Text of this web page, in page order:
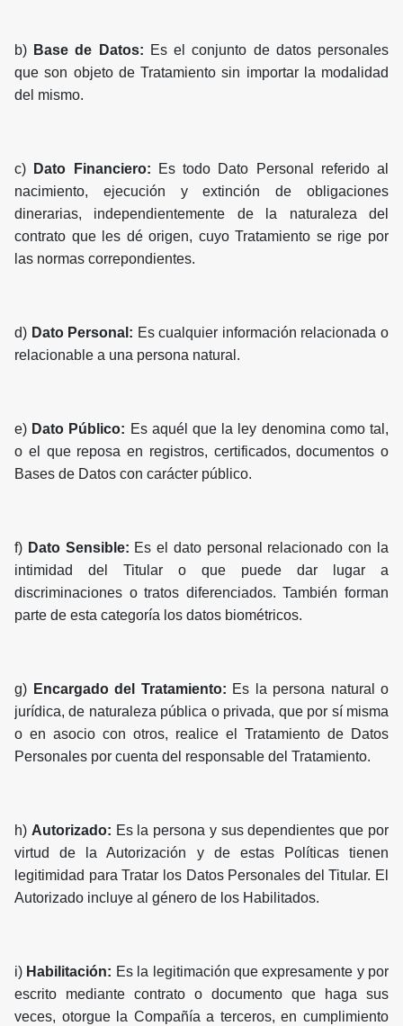
b) Base de Datos: Es el conjunto de datos personales
que son objeto de Tratamiento sin importar la modalidad
del mismo.
c) Dato Financiero:
Es todo Dato Personal referido al
nacimiento, ejecución y extinción de obligaciones
dinerarias, independientemente de la naturaleza del
contrato que les dé origen, cuyo Tratamiento se rige por
las normas correpondientes.
d) Dato Personal: Es cualquier información relacionada o
relacionable a una persona natural.
e) Dato Público: Es aquél que la ley denomina como tal,
o el que reposa en registros, certificados, documentos o
Bases de Datos con carácter público.
f) Dato Sensible: Es el dato personal relacionado con la
intimidad del Titular o que puede dar lugar a
discriminaciones o tratos diferenciados. También forman
parte de esta categoría los datos biométricos.
g) Encargado del Tratamiento: Es la persona natural o
jurídica, de naturaleza pública o privada, que por sí misma
o en asocio con otros, realice el Tratamiento de Datos
Personales por cuenta del responsable del Tratamiento.
h) Autorizado: Es la persona y sus dependientes que por
virtud de la Autorización y de estas Políticas tienen
legitimidad para Tratar los Datos Personales del Titular. El
Autorizado incluye al género de los Habilitados.
i) Habilitación: Es la legitimación que expresamente y por
escrito mediante contrato o documento que haga sus
veces, otorgue la Compañía a terceros, en cumplimiento